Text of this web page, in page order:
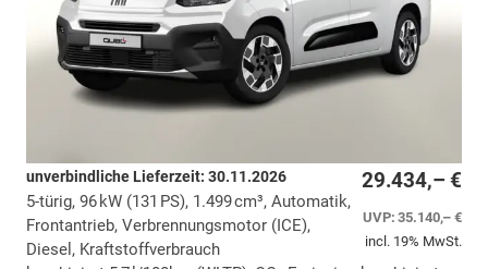
29.434,– €
UVP:35.140,– €
incl. 19% MwSt.
unverbindliche Lieferzeit: 30.11.2026
5-türig, 96 kW (131 PS), 1.499 cm³, Automatik,
Frontantrieb, Verbrennungsmotor (ICE),
Diesel, Kraftstoffverbrauch